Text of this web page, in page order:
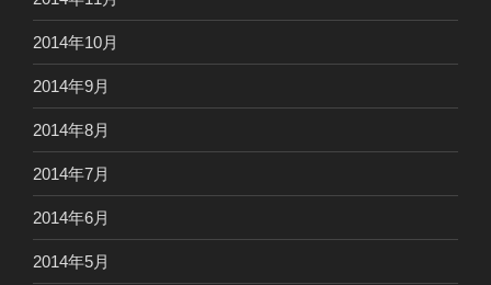
2014年10月
2014年9月
2014年8月
2014年7月
2014年6月
2014年5月